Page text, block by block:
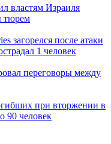
властям Израиля
тюрем
загорелся после атаки
1 человек
переговоры между
при вторжении в
90 человек